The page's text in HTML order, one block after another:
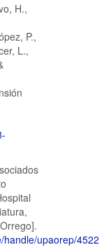
H.,
P.,
L.,
upaorep/4522